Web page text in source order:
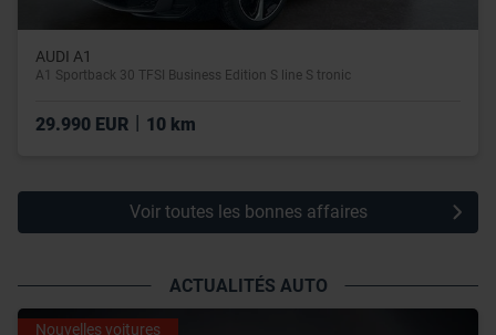
AUDI A1
A1 Sportback 30 TFSI Business Edition S line S tronic
29.990 EUR 10 km
Voir toutes les bonnes affaires
ACTUALITÉS AUTO
Nouvelles voitures